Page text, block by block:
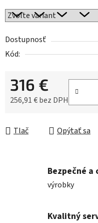
Dostupnosť
Kód:
316 €
256,91 € bez DPH
Tlač Opýtať sa
Bezpečné
výrobky
Kvalitný